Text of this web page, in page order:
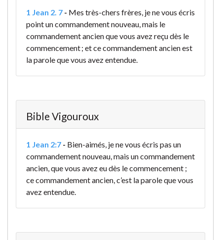
1 Jean 2. 7 - Mes très-chers frères, je ne vous écris
point un commandement nouveau, mais le
commandement ancien que vous avez reçu dès le
commencement ; et ce commandement ancien est
la parole que vous avez entendue.
Bible Vigouroux
1 Jean 2:7 - Bien-aimés, je ne vous écris pas un
commandement nouveau, mais un commandement
ancien, que vous avez eu dès le commencement ;
ce commandement ancien, c’est la parole que vous
avez entendue.